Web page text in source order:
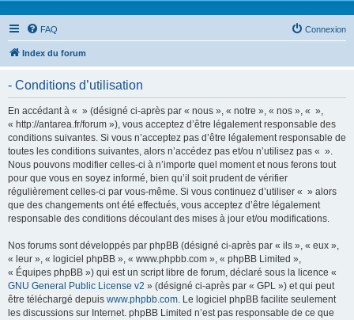
FAQ Connexion
Index du forum
- Conditions d’utilisation
En accédant à « » (désigné ci-après par « nous », « notre », « nos », « »,
« http://antarea.fr/forum »), vous acceptez d’être légalement responsable des
conditions suivantes. Si vous n’acceptez pas d’être légalement responsable de
toutes les conditions suivantes, alors n’accédez pas et/ou n’utilisez pas « ».
Nous pouvons modifier celles-ci à n’importe quel moment et nous ferons tout
pour que vous en soyez informé, bien qu’il soit prudent de vérifier
régulièrement celles-ci par vous-même. Si vous continuez d’utiliser « » alors
que des changements ont été effectués, vous acceptez d’être légalement
responsable des conditions découlant des mises à jour et/ou modifications.
Nos forums sont développés par phpBB (désigné ci-après par « ils », « eux »,
« leur », « logiciel phpBB », « www.phpbb.com », « phpBB Limited »,
« Équipes phpBB ») qui est un script libre de forum, déclaré sous la licence «
GNU General Public License v2 » (désigné ci-après par « GPL ») et qui peut
être téléchargé depuis www.phpbb.com. Le logiciel phpBB facilite seulement
les discussions sur Internet. phpBB Limited n’est pas responsable de ce que